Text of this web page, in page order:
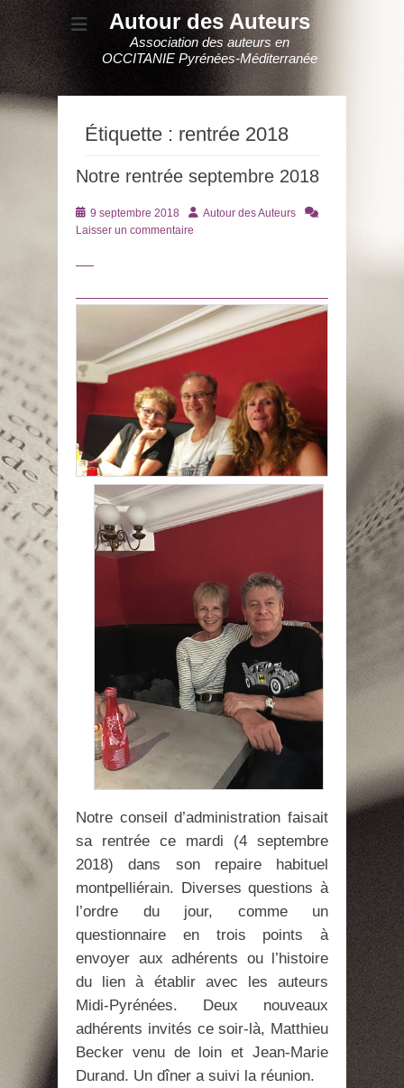
Autour des Auteurs
Association des auteurs en
OCCITANIE Pyrénées-Méditerranée
Étiquette : rentrée 2018
Notre rentrée septembre 2018
Posté
le
9 septembre 2018 AuteurAutour des Auteurs
Laisser un commentaire
Notre conseil d’administration faisait
sa rentrée ce mardi (4 septembre
2018) dans son repaire habituel
montpelliérain. Diverses questions à
l’ordre du jour, comme un
questionnaire en trois points à
envoyer aux adhérents ou l’histoire
du lien à établir avec les auteurs
Midi-Pyrénées. Deux nouveaux
adhérents invités ce soir-là, Matthieu
Becker venu de loin et Jean-Marie
Durand. Un dîner a suivi la réunion.